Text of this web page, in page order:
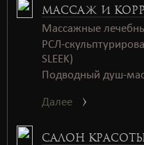
САЛОН
МАССАЖ И
Массажные
РСЛ-
SLEEK)
Подводный душ-
Далее